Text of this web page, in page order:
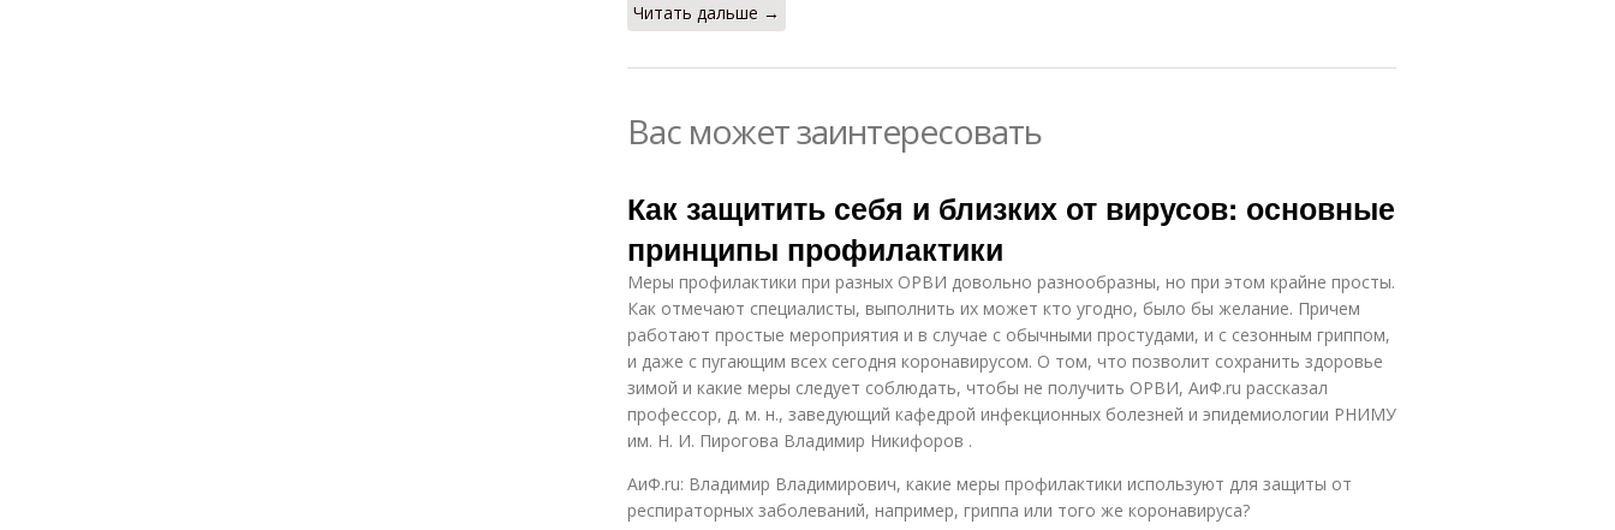
Читать дальше →
Вас может заинтересовать
Как защитить себя и близких от вирусов: основные
принципы профилактики
Меры профилактики при разных ОРВИ довольно разнообразны, но при этом крайне просты.
Как отмечают специалисты, выполнить их может кто угодно, было бы желание. Причем
работают простые мероприятия и в случае с обычными простудами, и с сезонным гриппом,
и даже с пугающим всех сегодня коронавирусом. О том, что позволит сохранить здоровье
зимой и какие меры следует соблюдать, чтобы не получить ОРВИ, АиФ.ru рассказал
профессор, д. м. н., заведующий кафедрой инфекционных болезней и эпидемиологии РНИМУ
им. Н. И. Пирогова Владимир Никифоров .
АиФ.ru: Владимир Владимирович, какие меры профилактики используют для защиты от
респираторных заболеваний, например, гриппа или того же коронавируса?